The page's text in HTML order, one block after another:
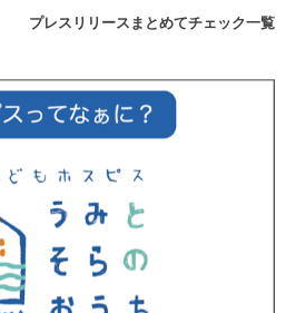
プレスリリースまとめてチェック一覧